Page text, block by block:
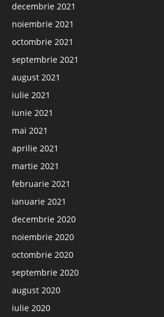
decembrie 2021
noiembrie 2021
octombrie 2021
septembrie 2021
august 2021
iulie 2021
iunie 2021
mai 2021
aprilie 2021
martie 2021
februarie 2021
ianuarie 2021
decembrie 2020
noiembrie 2020
octombrie 2020
septembrie 2020
august 2020
iulie 2020